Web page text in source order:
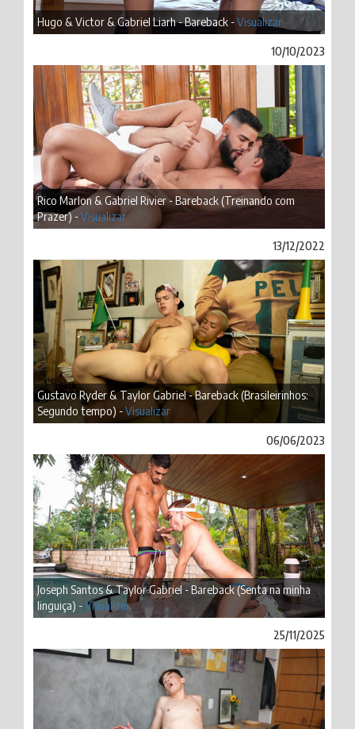
Hugo & Victor & Gabriel Liarh - Bareback -Visualizar
10/10/2023
Rico Marlon & Gabriel Rivier - Bareback (Treinando com
Prazer) -Visualizar
13/12/2022
Gustavo Ryder & Taylor Gabriel - Bareback (Brasileirinhos:
Segundo tempo) -Visualizar
06/06/2023
Joseph Santos & Taylor Gabriel - Bareback (Senta na minha
linguiça) -Visualizar
25/11/2025